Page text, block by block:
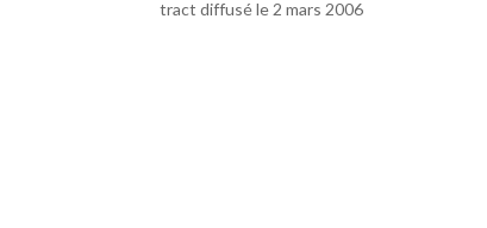
tract diffusé le 2 mars 2006